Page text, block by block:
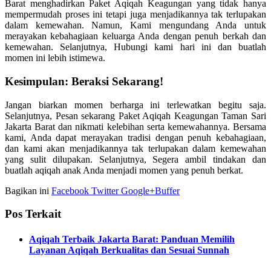
Barat menghadirkan Paket Aqiqah Keagungan yang tidak hanya
mempermudah proses ini tetapi juga menjadikannya tak terlupakan
dalam kemewahan. Namun, Kami mengundang Anda untuk
merayakan kebahagiaan keluarga Anda dengan penuh berkah dan
kemewahan. Selanjutnya, Hubungi kami hari ini dan buatlah
momen ini lebih istimewa.
Kesimpulan: Beraksi Sekarang!
Jangan biarkan momen berharga ini terlewatkan begitu saja.
Selanjutnya, Pesan sekarang Paket Aqiqah Keagungan Taman Sari
Jakarta Barat dan nikmati kelebihan serta kemewahannya. Bersama
kami, Anda dapat merayakan tradisi dengan penuh kebahagiaan,
dan kami akan menjadikannya tak terlupakan dalam kemewahan
yang sulit dilupakan. Selanjutnya, Segera ambil tindakan dan
buatlah aqiqah anak Anda menjadi momen yang penuh berkat.
Bagikan ini Facebook TwitterGoogle+Buffer
Pos Terkait
Aqiqah Terbaik Jakarta Barat: Panduan Memilih
Layanan Aqiqah Berkualitas dan Sesuai Sunnah